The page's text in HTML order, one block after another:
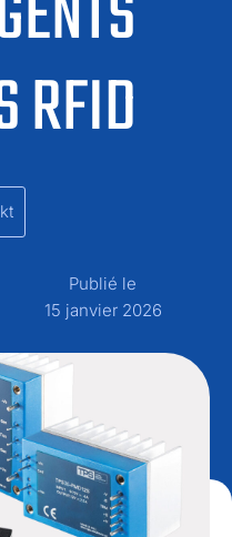
RFID
Publié le
15 janvier 2026